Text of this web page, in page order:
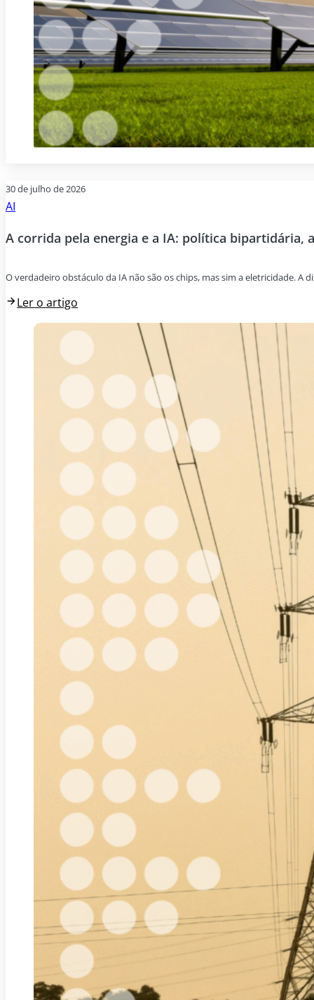
30 de julho de 2026
AI
A corrida pela energia e a IA: política bipartidária,
O verdadeiro obstáculo da IA não são os chips, mas sim a eletricidade.
Ler o artigo